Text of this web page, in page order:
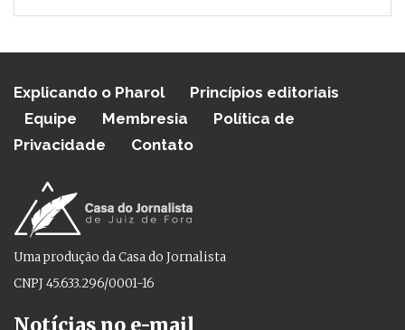
Explicando o Pharol
Princípios editoriais
Equipe
Membresia
Política de
Privacidade
Contato
Uma produção da Casa do Jornalista
CNPJ 45.633.296/0001-16
Notícias no e-mail